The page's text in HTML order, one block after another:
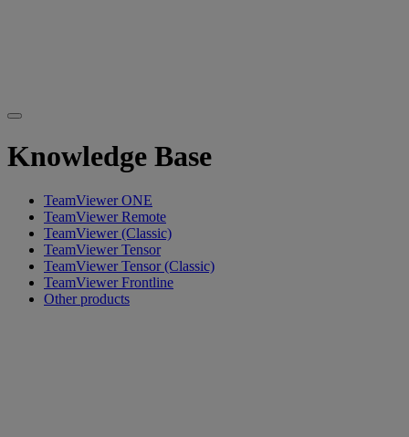
Knowledge Base
TeamViewer ONE
TeamViewer Remote
TeamViewer (Classic)
TeamViewer Tensor
TeamViewer Tensor (Classic)
TeamViewer Frontline
Other products